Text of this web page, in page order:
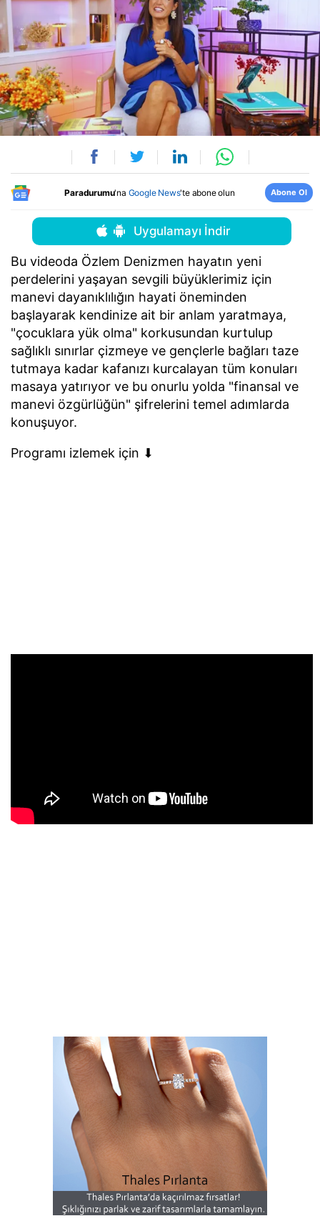
Paradurumu'na Google News'te abone olun Abone Ol
Uygulamayı İndir
Bu videoda Özlem Denizmen hayatın yeni
perdelerini yaşayan sevgili büyüklerimiz için
manevi dayanıklılığın hayati öneminden
başlayarak kendinize ait bir anlam yaratmaya,
"çocuklara yük olma" korkusundan kurtulup
sağlıklı sınırlar çizmeye ve gençlerle bağları taze
tutmaya kadar kafanızı kurcalayan tüm konuları
masaya yatırıyor ve bu onurlu yolda "finansal ve
manevi özgürlüğün" şifrelerini temel adımlarda
konuşuyor.
Programı izlemek için ⬇︎